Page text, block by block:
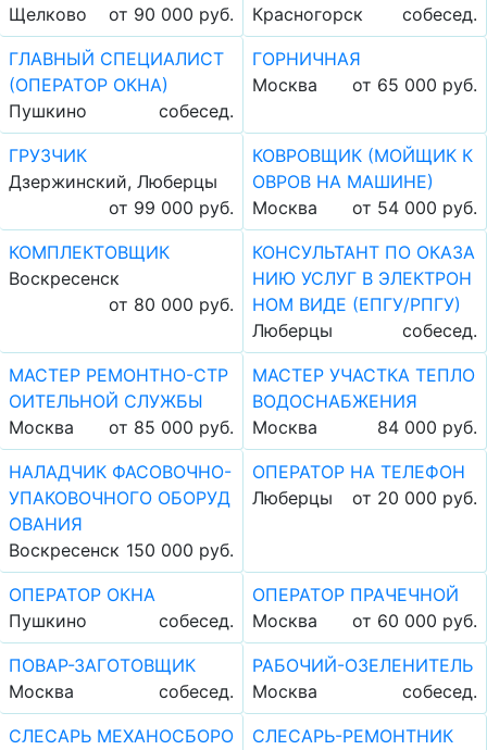
Щелково
от 90 000 руб.
Красногорск
собесед.
ГЛАВНЫЙ СПЕЦИАЛИСТ
(ОПЕРАТОР ОКНА)
Пушкино
собесед.
ГОРНИЧНАЯ
Москва
от 65 000 руб.
ГРУЗЧИК
Дзержинский, Люберцы
от 99 000 руб.
КОВРОВЩИК (МОЙЩИК К
ОВРОВ НА МАШИНЕ)
Москва
от 54 000 руб.
КОМПЛЕКТОВЩИК
Воскресенск
от 80 000 руб.
КОНСУЛЬТАНТ ПО ОКАЗА
НИЮ УСЛУГ В ЭЛЕКТРОН
НОМ ВИДЕ (ЕПГУ/РПГУ)
Люберцы
собесед.
МАСТЕР РЕМОНТНО-СТР
ОИТЕЛЬНОЙ СЛУЖБЫ
Москва
от 85 000 руб.
МАСТЕР УЧАСТКА ТЕПЛО
ВОДОСНАБЖЕНИЯ
Москва
84 000 руб.
НАЛАДЧИК ФАСОВОЧНО-
УПАКОВОЧНОГО ОБОРУД
ОВАНИЯ
Воскресенск 150 000 руб.
ОПЕРАТОР НА ТЕЛЕФОН
Люберцы
от 20 000 руб.
ОПЕРАТОР ОКНА
Пушкино
собесед.
ОПЕРАТОР ПРАЧЕЧНОЙ
Москва
от 60 000 руб.
ПОВАР-ЗАГОТОВЩИК
Москва
собесед.
РАБОЧИЙ-ОЗЕЛЕНИТЕЛЬ
Москва
собесед.
СЛЕСАРЬ МЕХАНОСБОРО
СЛЕСАРЬ-РЕМОНТНИК